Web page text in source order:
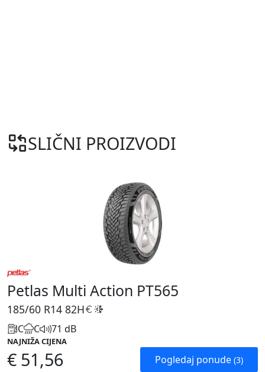
SLIČNI PROIZVODI
Petlas Multi Action PT565
185/60 R14 82H
C C 71 dB
NAJNIŽA CIJENA
€ 51,56 Pogledaj ponude (3)